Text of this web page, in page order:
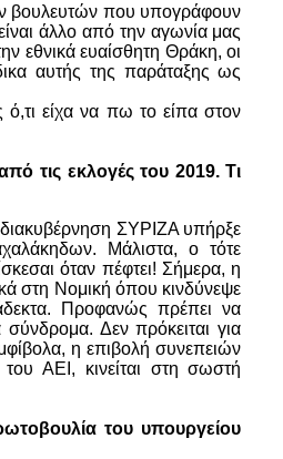
βουλευτών που υπογράφουν
άλλο από την αγωνία μας
εθνικά ευαίσθητη Θράκη, οι
αυτής της παράταξης ως
ό,τι είχα να πω το είπα στον
τις εκλογές του 2019. Τι
ΣΥΡΙΖΑ υπήρξε
Μάλιστα, ο τότε
όταν πέφτει! Σήμερα, η
στη Νομική όπου κινδύνεψε
Προφανώς πρέπει να
Δεν πρόκειται για
η επιβολή συνεπειών
ΑΕΙ, κινείται στη σωστή
του υπουργείου